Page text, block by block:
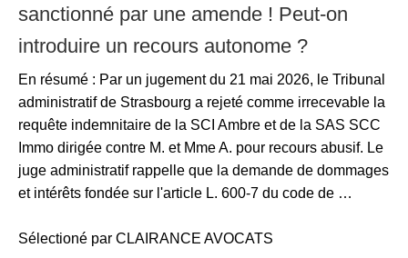
sanctionné par une amende ! Peut-on
introduire un recours autonome ?
En résumé : Par un jugement du 21 mai 2026, le Tribunal
administratif de Strasbourg a rejeté comme irrecevable la
requête indemnitaire de la SCI Ambre et de la SAS SCC
Immo dirigée contre M. et Mme A. pour recours abusif. Le
juge administratif rappelle que la demande de dommages
et intérêts fondée sur l'article L. 600-7 du code de …
Sélectioné par CLAIRANCE AVOCATS